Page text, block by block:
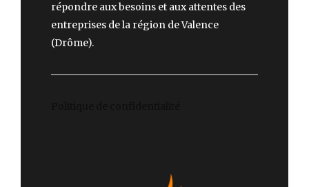
répondre aux besoins et aux attentes des
entreprises de la région de Valence
(Drôme).